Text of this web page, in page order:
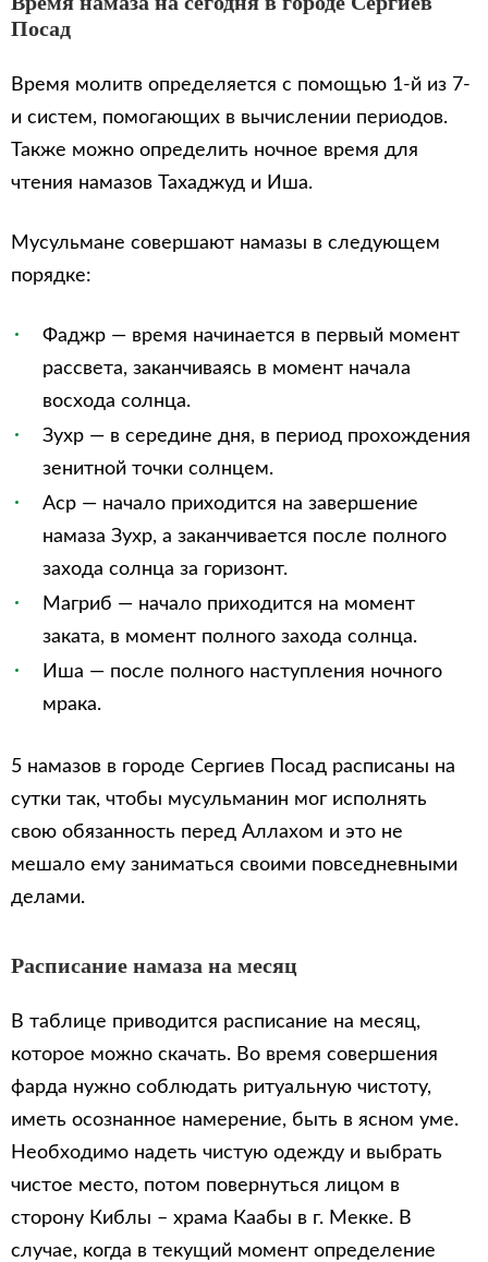
Посад
Время молитв определяется с помощью 1-й из 7-
и систем, помогающих в вычислении периодов.
Также можно определить ночное время для
чтения намазов Тахаджуд и Иша.
Мусульмане совершают намазы в следующем
порядке:
Фаджр — время начинается в первый момент
рассвета, заканчиваясь в момент начала
восхода солнца.
Зухр — в середине дня, в период прохождения
зенитной точки солнцем.
Аср — начало приходится на завершение
намаза Зухр, а заканчивается после полного
захода солнца за горизонт.
Магриб — начало приходится на момент
заката, в момент полного захода солнца.
Иша — после полного наступления ночного
мрака.
5 намазов в городе Сергиев Посад расписаны на
сутки так, чтобы мусульманин мог исполнять
свою обязанность перед Аллахом и это не
мешало ему заниматься своими повседневными
делами.
Расписание намаза на месяц
В таблице приводится расписание на месяц,
которое можно скачать. Во время совершения
фарда нужно соблюдать ритуальную чистоту,
иметь осознанное намерение, быть в ясном уме.
Необходимо надеть чистую одежду и выбрать
чистое место, потом повернуться лицом в
сторону Киблы – храма Каабы в г. Мекке. В
случае, когда в текущий момент определение